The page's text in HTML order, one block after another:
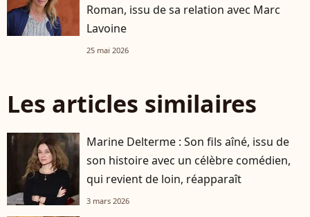
Roman, issu de sa relation avec Marc
Lavoine
25 mai 2026
Les articles similaires
Marine Delterme : Son fils aîné, issu de
son histoire avec un célèbre comédien,
qui revient de loin, réapparaît
3 mars 2026